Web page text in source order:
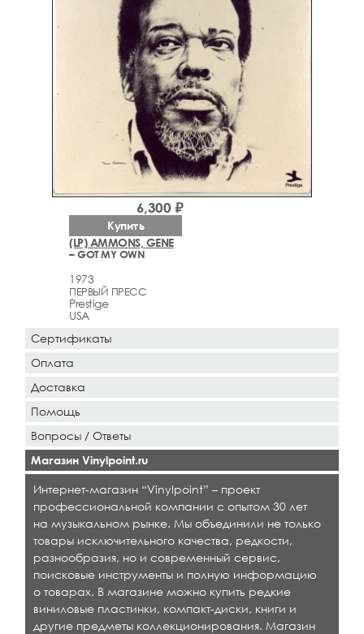
(LP) AMMONS, GENE
– GOT MY OWN
1973
ПЕРВЫЙ ПРЕСС
Prestige
USA
6,300 ₽
Купить
Сертификаты
Оплата
Доставка
Помощь
Вопросы / Ответы
Магазин Vinylpoint.ru
Интернет-магазин “Vinylpoint” – проект
профессиональной компании с опытом 30 лет
на музыкальном рынке. Мы объединили не только
товары исключительного качества, редкости,
разнообразия, но и современный сервис,
поисковые инструменты и полную информацию
о товарах. В магазине можно купить редкие
виниловые пластинки, компакт-диски, книги и
другие предметы коллекционирования. Магазин